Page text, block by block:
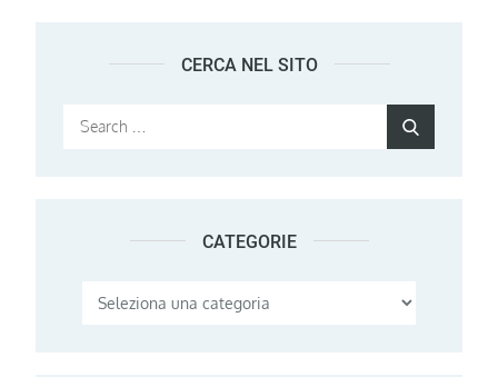
CERCA NEL SITO
Search
CATEGORIE
Categorie